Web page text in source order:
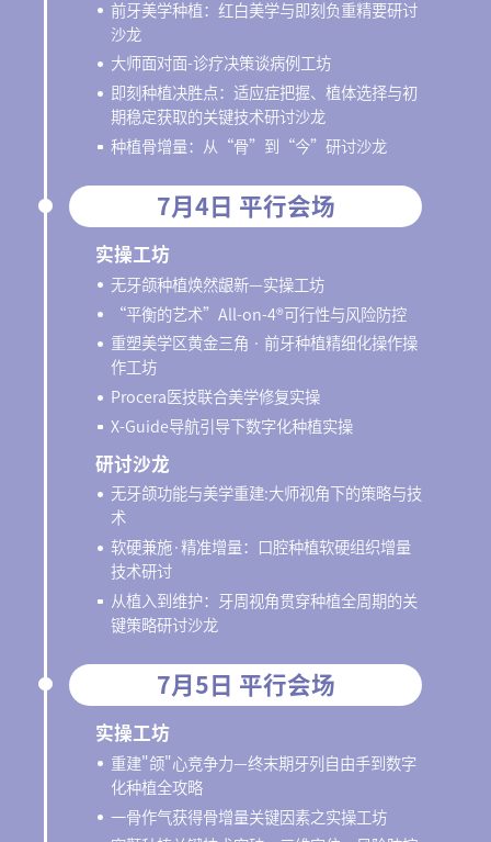
前牙美学种植：红白美学与即刻负重精要研讨
沙龙
大师面对面-诊疗决策谈病例工坊
即刻种植决胜点：适应症把握、植体选择与初
期稳定获取的关键技术研讨沙龙
种植骨增量：从“骨”到“今”研讨沙龙
7月4日 平行会场
实操工坊
无牙颌种植焕然龈新—实操工坊
“平衡的艺术”All-on-4®可行性与风险防控
重塑美学区黄金三角 · 前牙种植精细化操作操
作工坊
Procera医技联合美学修复实操
X-Guide导航引导下数字化种植实操
研讨沙龙
无牙颌功能与美学重建:大师视角下的策略与技
术
软硬兼施·精准增量：口腔种植软硬组织增量
技术研讨
从植入到维护：牙周视角贯穿种植全周期的关
键策略研讨沙龙
7月5日 平行会场
实操工坊
重建"颌"心竞争力—终末期牙列自由手到数字
化种植全攻略
一骨作气获得骨增量关键因素之实操工坊